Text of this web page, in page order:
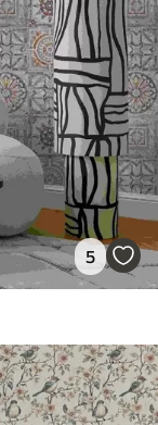
5